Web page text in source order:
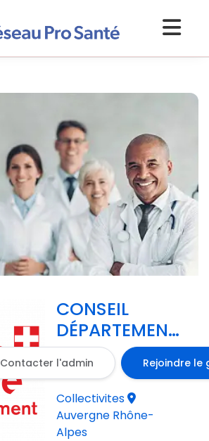
CONSEIL
DÉPARTEMENTAL
DE LA HAUTE
SAVOIE
Contacter l'admin Rejoindre le
Collectivites
Auvergne Rhône-
Alpes